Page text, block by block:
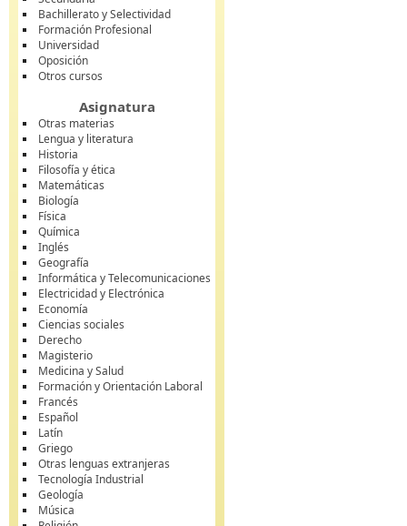
Bachillerato y Selectividad
Formación Profesional
Universidad
Oposición
Otros cursos
Asignatura
Otras materias
Lengua y literatura
Historia
Filosofía y ética
Matemáticas
Biología
Física
Química
Inglés
Geografía
Informática y Telecomunicaciones
Electricidad y Electrónica
Economía
Ciencias sociales
Derecho
Magisterio
Medicina y Salud
Formación y Orientación Laboral
Francés
Español
Latín
Griego
Otras lenguas extranjeras
Tecnología Industrial
Geología
Música